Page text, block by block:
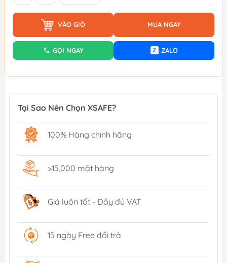
VÀO GIỎ MUA NGAY
GỌI NGAY Z ZALO
Tại Sao Nên Chọn XSAFE?
100% Hàng chính hãng
>15,000 mặt hàng
Giá luôn tốt - Đầy đủ VAT
15 ngày Free đổi trả